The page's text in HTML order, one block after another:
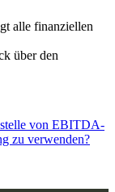
alle finanziellen
über den
von EBITDA-
zu verwenden?